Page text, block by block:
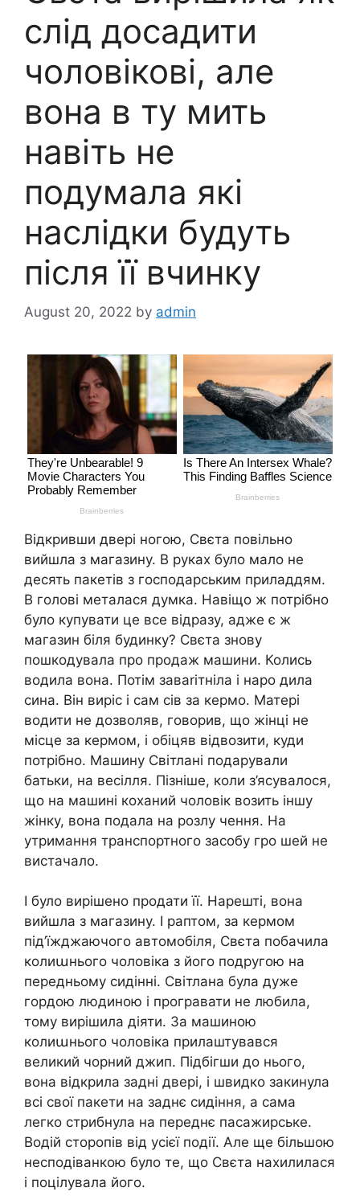
слід досадити
чоловікові, але
вона в ту мить
навіть не
подумала які
наслідки будуть
після її вчинку
August 20, 2022 by admin
Відкривши двері ногою, Свєта повільно
вийшла з магазину. В руках було мало не
десять пакетів з господарським приладдям.
В голові металася думка. Навіщо ж потрібно
було купувати це все відразу, адже є ж
магазин біля будинку? Свєта знову
пошкодувала про продаж машини. Колись
водила вона. Потім заваrітніла і наро дила
сина. Він виріс і сам сів за кермо. Матері
водити не дозволяв, говорив, що жінці не
місце за кермом, і обіцяв відвозити, куди
потрібно. Машину Світлані подарували
батьки, на весілля. Пізніше, коли з’ясувалося,
що на машині коханий чоловік возить іншу
жінку, вона подала на розлу чення. На
утримання транспортного засобу гро шей не
вистачало.
І було вирішено продати її. Нарешті, вона
вийшла з магазину. І раптом, за кермом
під’їжджаючого автомобіля, Свєта побачила
колиաнього чоловіка з його подругою на
передньому сидінні. Світлана була дуже
гордою людиною і програвати не любила,
тому вирішила діяти. За машиною
колиաнього чоловіка прилаштувався
великий чорний джип. Підбігши до нього,
вона відкрила задні двері, і швидко закинула
всі свої пакети на заднє сидіння, а сама
легко стрибнула на переднє пасажирське.
Водій сторопів від усієї події. Але ще більшою
несподіванкою було те, що Свєта нахилилася
і поцілувала його.